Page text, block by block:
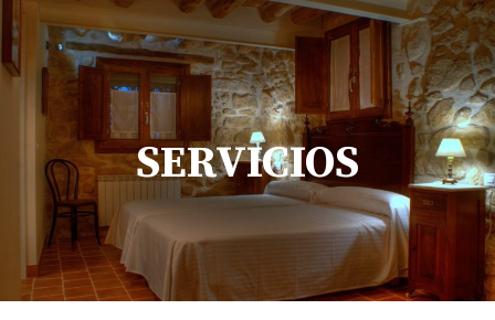
SERVICIOS